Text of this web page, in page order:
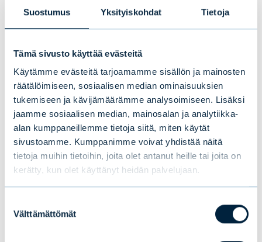
Suostumus Yksityiskohdat Tietoja
Tämä sivusto käyttää evästeitä
Käytämme evästeitä tarjoamamme sisällön ja mainosten
räätälöimiseen, sosiaalisen median ominaisuuksien
tukemiseen ja kävijämäärämme analysoimiseen. Lisäksi
jaamme sosiaalisen median, mainosalan ja analytiikka-
alan kumppaneillemme tietoja siitä, miten käytät
sivustoamme. Kumppanimme voivat yhdistää näitä
tietoja muihin tietoihin, joita olet antanut heille tai joita on
kerätty, kun olet käyttänyt heidän palvelujaan.
valinta
Välttämättömät
öljyshokkeihin, jotka olivat keskeisessä
asemassa aikakauden taantumissa ja
hinnannousuissa. Kriisin myötä yhteiskunta
panosti energiatehokkuuteen ja muihin
energialähteisiin. OPEC teki siis itselleen
tempauksillaan vahinkoa pitkän aikavälin
näkökulmasta.
Myös liuskeöljyn vallankumous 2010-luvulla
muutti öljymarkkinoita ja karisti entisestään